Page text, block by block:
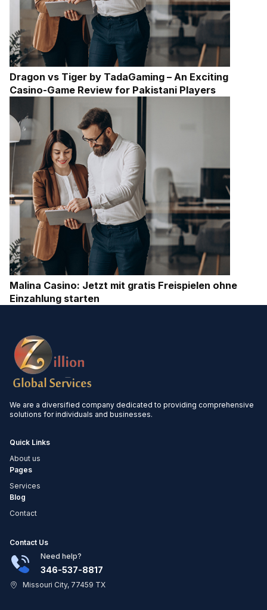
Dragon vs Tiger by TadaGaming – An Exciting
Casino-Game Review for Pakistani Players
Malina Casino: Jetzt mit gratis Freispielen ohne
Einzahlung starten
We are a diversified company dedicated to providing comprehensive
solutions for individuals and businesses.
Quick Links
About us
Pages
Services
Blog
Contact
Contact Us
Need help?
346-537-8817
Missouri City, 77459 TX